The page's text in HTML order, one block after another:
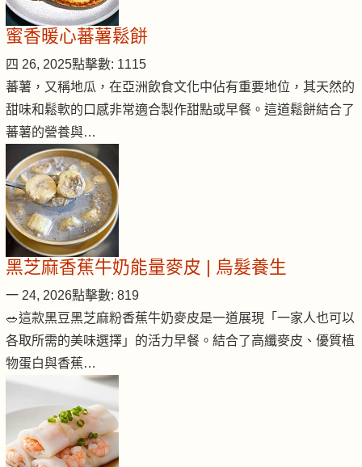
蜜香暖心蕃薯鬆餅
四 26, 2025點擊數: 1115
蕃薯，又稱地瓜，在亞洲飲食文化中佔有重要地位，其天然的
甜味和鬆軟的口感非常適合製作甜點或早餐。這道鬆餅結合了
蕃薯的營養與…
黑芝麻香蕉牛奶能量麥皮 | 烏髮養生
一 24, 2026點擊數: 819
🥗這款黑豆黑芝麻粉香蕉牛奶麥皮是一道展現「一家人也可以
各取所需的美味選擇」的活力早餐。結合了高纖麥皮、優質植
物蛋白與香蕉…